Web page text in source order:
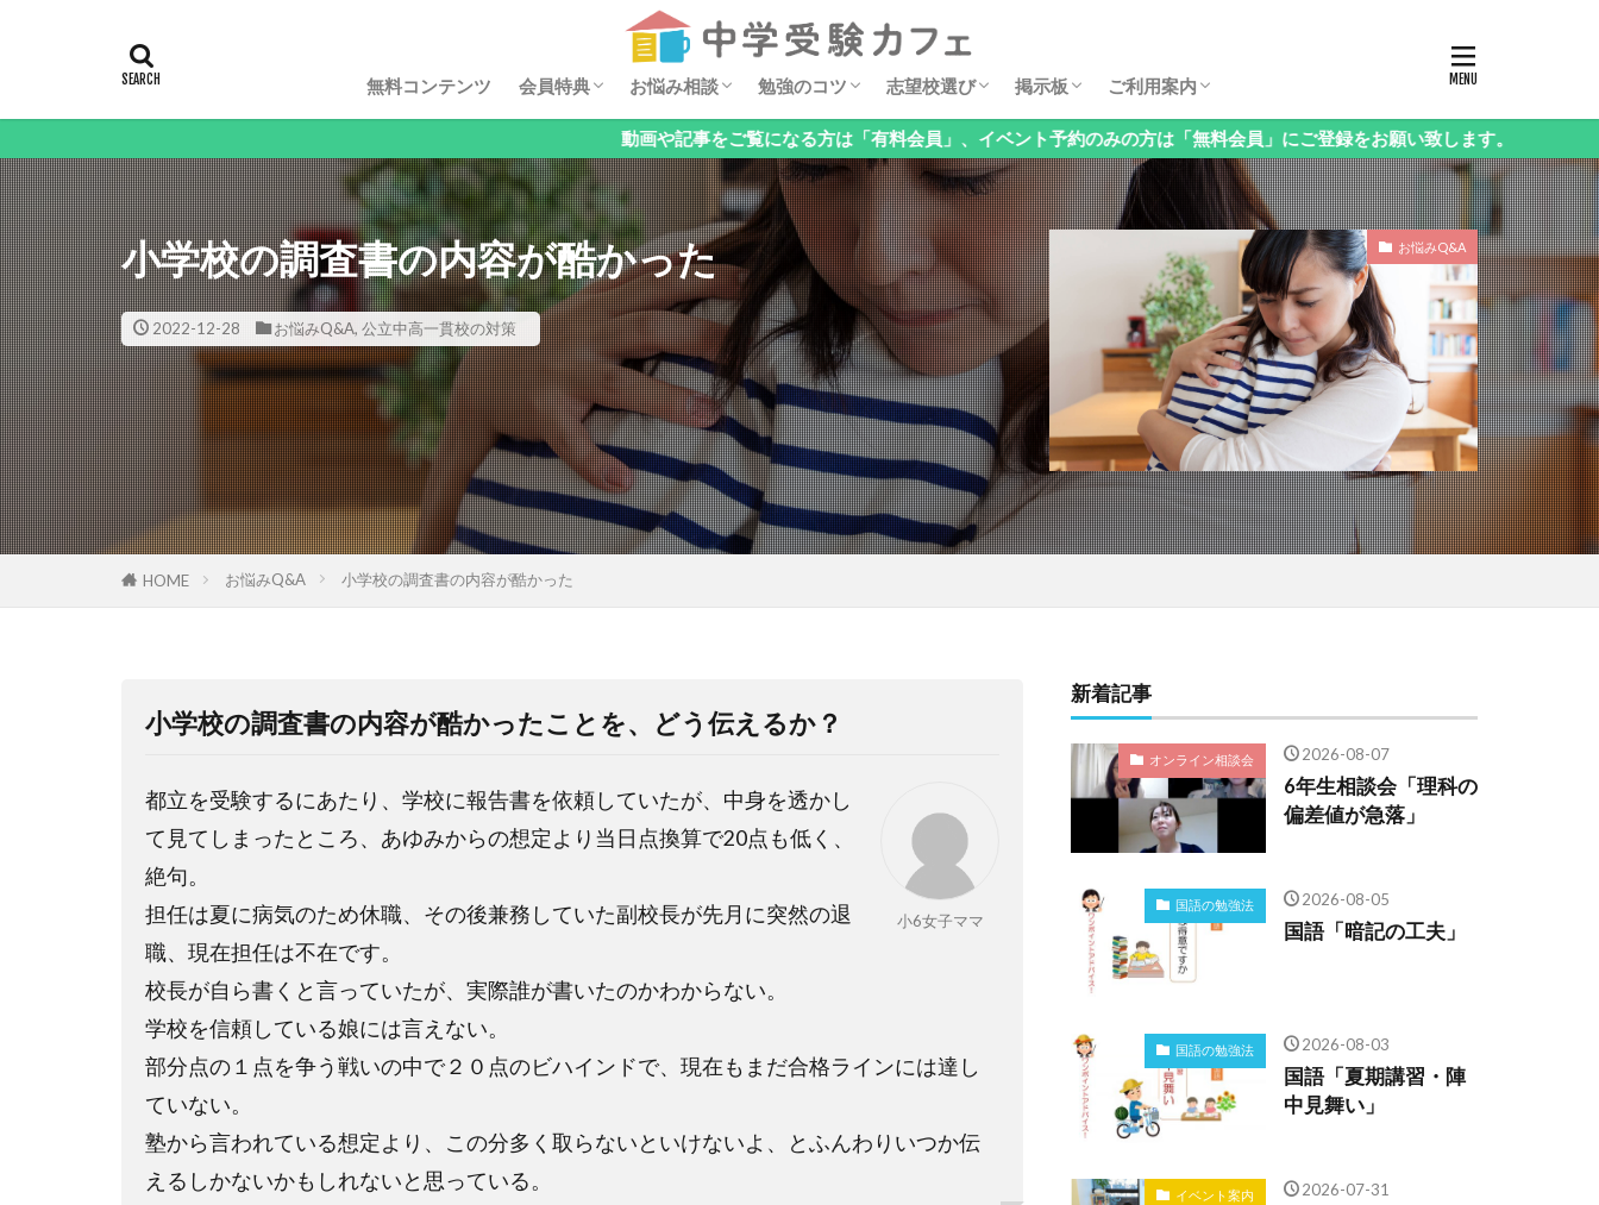
無料コンテンツ 会員特典
セミナー動画
ダウンロード特典
イベント案内
お悩み相談
安浪京子メッセージ
オンライン相談会
お悩みQ&A
勉強のコツ
算数の勉強法
親子でチェック！基礎の穴見つけ
国語の勉強法
理科の勉強法
公立中高一貫校の対策
オススメ学習漫画
志望校選び
過去問分析
中学・高校レポート
掲示板
掲示板パスコード
6年生保護者向け相談会
5年生保護者向け相談会
4年生保護者向け相談会
低学年（3年生以下）保護者向け相談会
お子様向け相談会
「関西・地方受験」保護者向け相談会
「国語」保護者向け相談会
「理科」保護者向け相談会
「公立中高一貫校」保護者向け相談会
「メンタル」保護者向け相談会
「その他」保護者向け相談会
ご利用案内
お申し込み方法・料金
ログイン・お知らせ
会員情報の変更
課金停止と退会の方法
ご利用方法Q&A
ログアウト
動画や記事をご覧になる方は「有料会員」、イベント予約のみの方は「無料会員」にご登録をお願い致します。
小学校の調査書の内容が酷かった
2022-12-28 お悩みQ&A, 公立中高一貫校の対策
お悩みQ&A
HOME お悩みQ&A 小学校の調査書の内容が酷かった
小学校の調査書の内容が酷かったことを、どう伝えるか？
小6女子ママ
都立を受験するにあたり、学校に報告書を依頼していたが、中身を透かし
て見てしまったところ、あゆみからの想定より当日点換算で20点も低く、
絶句。
担任は夏に病気のため休職、その後兼務していた副校長が先月に突然の退
職、現在担任は不在です。
校長が自ら書くと言っていたが、実際誰が書いたのかわからない。
学校を信頼している娘には言えない。
部分点の１点を争う戦いの中で２０点のビハインドで、現在もまだ合格ラインには達し
ていない。
塾から言われている想定より、この分多く取らないといけないよ、とふんわりいつか伝
えるしかないかもしれないと思っている。
新着記事
オンライン相談会 2026-08-07
6年生相談会「理科の
偏差値が急落」
国語の勉強法 2026-08-05
国語「暗記の工夫」
国語の勉強法 2026-08-03
国語「夏期講習・陣
中見舞い」
イベント案内 2026-07-31
セミナー動画
ダウンロード特典
イベント案内安浪京子メッセージ
オンライン相談会
お悩みQ&A 算数の勉強法
親子でチェック！基礎の穴見つけ
国語の勉強法
理科の勉強法
公立中高一貫校の対策
オススメ学習漫画
検索